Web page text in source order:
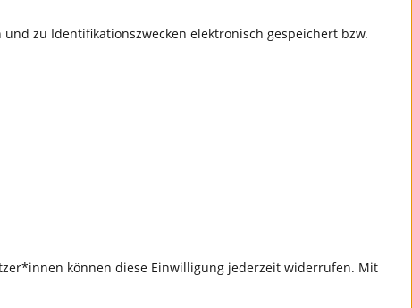
zu Identifikationszwecken elektronisch gespeichert bzw.
können diese Einwilligung jederzeit widerrufen. Mit